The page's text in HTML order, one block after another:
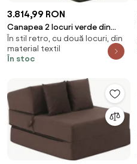
3.814,99 RON
Canapea 2 locuri verde din
catifea, „Tribeca”
În stil retro, cu două locuri, din
material textil
În stoc